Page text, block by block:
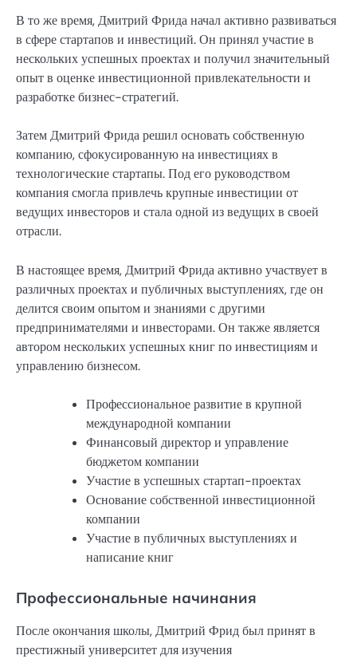
В то же время, Дмитрий Фрида начал активно развиваться
в сфере стартапов и инвестиций. Он принял участие в
нескольких успешных проектах и получил значительный
опыт в оценке инвестиционной привлекательности и
разработке бизнес-стратегий.
Затем Дмитрий Фрида решил основать собственную
компанию, сфокусированную на инвестициях в
технологические стартапы. Под его руководством
компания смогла привлечь крупные инвестиции от
ведущих инвесторов и стала одной из ведущих в своей
отрасли.
В настоящее время, Дмитрий Фрида активно участвует в
различных проектах и публичных выступлениях, где он
делится своим опытом и знаниями с другими
предпринимателями и инвесторами. Он также является
автором нескольких успешных книг по инвестициям и
управлению бизнесом.
Профессиональное развитие в крупной
международной компании
Финансовый директор и управление
бюджетом компании
Участие в успешных стартап-проектах
Основание собственной инвестиционной
компании
Участие в публичных выступлениях и
написание книг
Профессиональные начинания
После окончания школы, Дмитрий Фрид был принят в
престижный университет для изучения